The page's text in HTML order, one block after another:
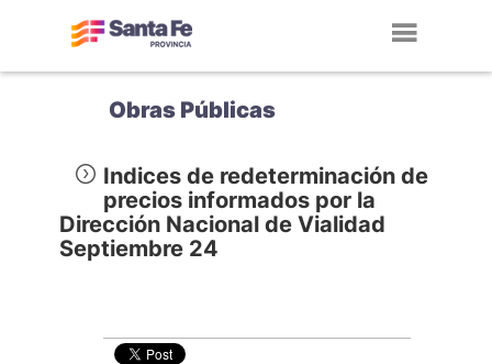
Obras Públicas
Indices de redeterminación de
precios informados por la
Dirección Nacional de Vialidad
Septiembre 24